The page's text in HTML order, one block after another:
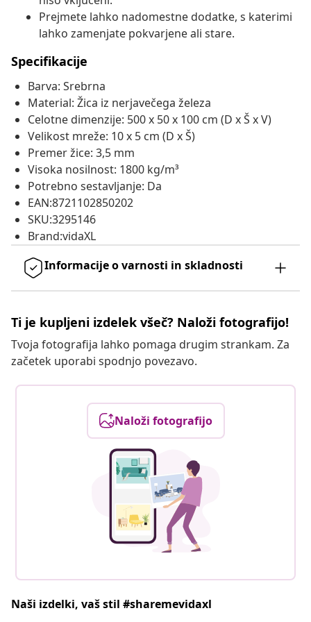
Prejmete lahko nadomestne dodatke, s katerimi
lahko zamenjate pokvarjene ali stare.
Specifikacije
Barva: Srebrna
Material: Žica iz nerjavečega železa
Celotne dimenzije: 500 x 50 x 100 cm (D x Š x V)
Velikost mreže: 10 x 5 cm (D x Š)
Premer žice: 3,5 mm
Visoka nosilnost: 1800 kg/m³
Potrebno sestavljanje: Da
EAN:8721102850202
SKU:3295146
Brand:vidaXL
Informacije o varnosti in skladnosti
Ti je kupljeni izdelek všeč? Naloži fotografijo!
Tvoja fotografija lahko pomaga drugim strankam. Za
začetek uporabi spodnjo povezavo.
Naloži fotografijo
Naši izdelki, vaš stil #sharemevidaxl